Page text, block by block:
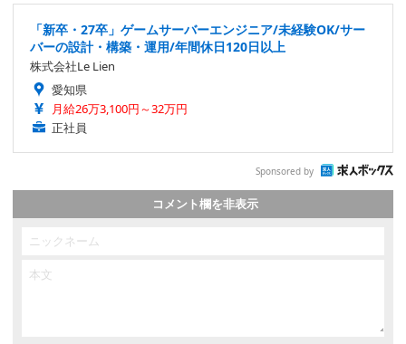
「新卒・27卒」ゲームサーバーエンジニア/未経験OK/サー
バーの設計・構築・運用/年間休日120日以上
株式会社Le Lien
愛知県
月給26万3,100円～32万円
正社員
Sponsored by
コメント欄を非表示